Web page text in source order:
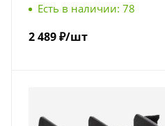
Есть в наличии: 78
2 489₽/шт